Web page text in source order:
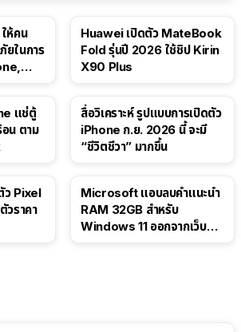
ห้คน
ยในการ
Huawei เปิดตัว MateBook
Fold รุ่นปี 2026 ใช้ชิป Kirin
X90 Plus
แช่ตู้
อน ตาม
สื่อวิเคราะห์ รูปแบบการเปิดตัว
iPhone ก.ย. 2026 นี้ จะมี
“ชีวิตชีวา” มากขึ้น
ว Pixel
ราคา
Microsoft แอบลบคำแนะนำ
RAM 32GB สำหรับ
Windows 11 ออกจากเว็บตัว